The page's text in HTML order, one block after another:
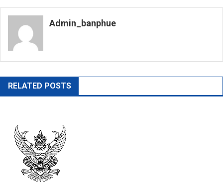
เรื่อง
Admin_banphue
RELATED POSTS